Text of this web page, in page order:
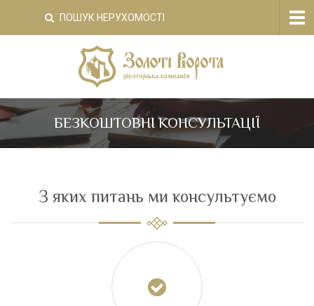
ПОШУК НЕРУХОМОСТІ
БЕЗКОШТОВНІ КОНСУЛЬТАЦІЇ
З яких питань ми консультуємо